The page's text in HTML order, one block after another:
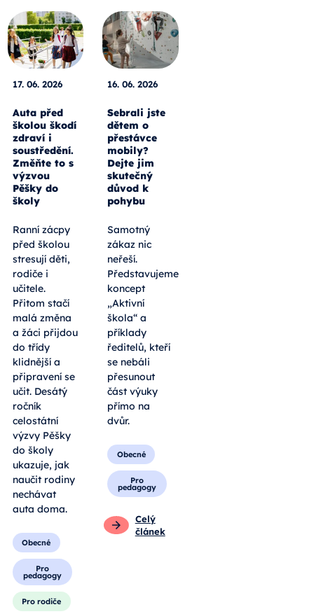
17. 06. 2026
Auta před
školou škodí
zdraví i
soustředění.
Změňte to s
výzvou
Pěšky do
školy
Ranní zácpy
před školou
stresují děti,
rodiče i
učitele.
Přitom stačí
malá změna
a žáci přijdou
do třídy
klidnější a
připravení se
učit. Desátý
ročník
celostátní
výzvy Pěšky
do školy
ukazuje, jak
naučit rodiny
nechávat
auta doma.
Obecné
Pro
pedagogy
Pro rodiče
16. 06. 2026
Sebrali jste
dětem o
přestávce
mobily?
Dejte jim
skutečný
důvod k
pohybu
Samotný
zákaz nic
neřeší.
Představujeme
koncept
„Aktivní
škola“ a
příklady
ředitelů, kteří
se nebáli
přesunout
část výuky
přímo na
dvůr.
Obecné
Pro
pedagogy
Celý
článek